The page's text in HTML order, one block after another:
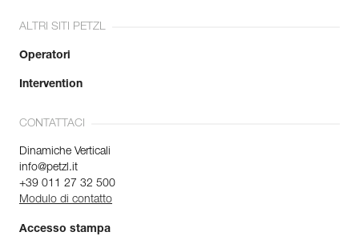
ALTRI SITI PETZL
Operatori
Intervention
CONTATTACI
Dinamiche Verticali
info@petzl.it
+39 011 27 32 500
Modulo di contatto
Accesso stampa